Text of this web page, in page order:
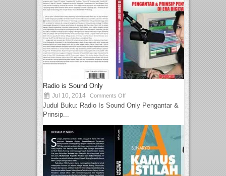
Radio is Sound Only
Jul 10, 2014 Comments Off
Judul Buku: Radio Is Sound Only Pengantar &
Prinsip...